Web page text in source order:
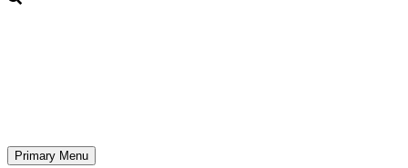
Primary Menu